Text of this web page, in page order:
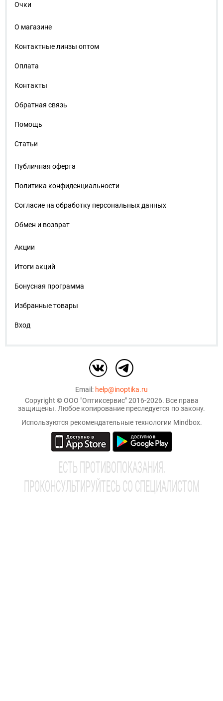
Очки
О магазине
Контактные линзы оптом
Оплата
Контакты
Обратная связь
Помощь
Статьи
Публичная оферта
Политика конфиденциальности
Согласие на обработку персональных данных
Обмен и возврат
Акции
Итоги акций
Бонусная программа
Избранные товары
Вход
Email: help@inoptika.ru
Copyright ©ООО "Оптиксервис"2016-2026. Все права
защищены. Любое копирование преследуется по закону.
Используются рекомендательные технологии Mindbox.
EСТЬ ПРОТИВОПОКАЗАНИЯ.
ПРОКОНСУЛЬТИРУЙТЕСЬ СО СПЕЦИАЛИСТОМ